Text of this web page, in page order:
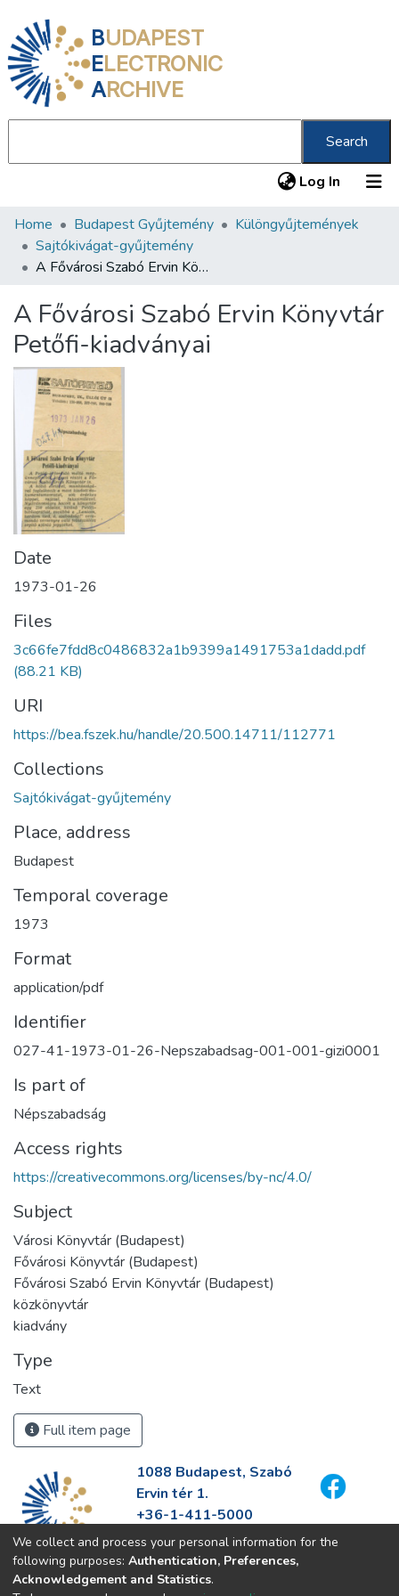
BUDAPEST
ELECTRONIC
ARCHIVE
Search
Log In (current)
Communities & Collections
All of DSpace
About us
Home Budapest Gyűjtemény
Különgyűjtemények
Sajtókivágat-gyűjtemény
A Fővárosi Szabó Ervin Könyvtár Petőfi-kiadványai
A Fővárosi Szabó Ervin Könyvtár
Petőfi-kiadványai
Date
1973-01-26
Files
3c66fe7fdd8c0486832a1b9399a1491753a1dadd.pdf
(88.21 KB)
URI
https://bea.fszek.hu/handle/20.500.14711/112771
Collections
Sajtókivágat-gyűjtemény
Place, address
Budapest
Temporal coverage
1973
Format
application/pdf
Identifier
027-41-1973-01-26-Nepszabadsag-001-001-gizi0001
Is part of
Népszabadság
Access rights
https://creativecommons.org/licenses/by-nc/4.0/
Subject
Városi Könyvtár (Budapest)
Fővárosi Könyvtár (Budapest)
Fővárosi Szabó Ervin Könyvtár (Budapest)
közkönyvtár
kiadvány
Type
Text
Full item page
1088 Budapest, Szabó
Ervin tér 1.
+36-1-411-5000
info@fszek.hu
https://fszek.hu
We collect and process your personal information for the
following purposes: Authentication, Preferences,
Acknowledgement and Statistics.